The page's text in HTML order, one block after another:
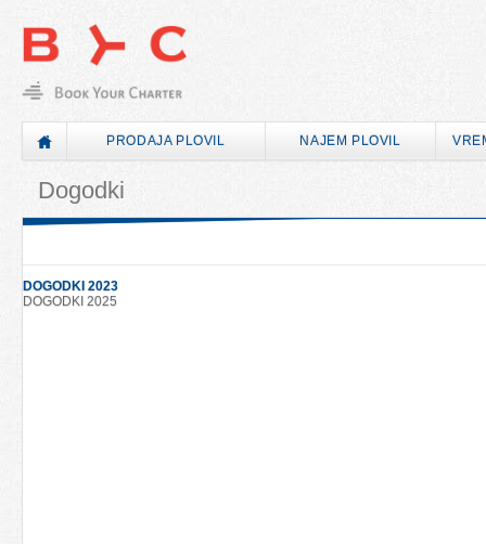
PRODAJA PLOVIL NAJEM PLOVIL
Dogodki
DOGODKI 2023
DOGODKI 2025